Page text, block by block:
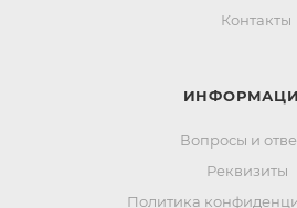
Контакты
Вопросы и
Реквизиты
Политика